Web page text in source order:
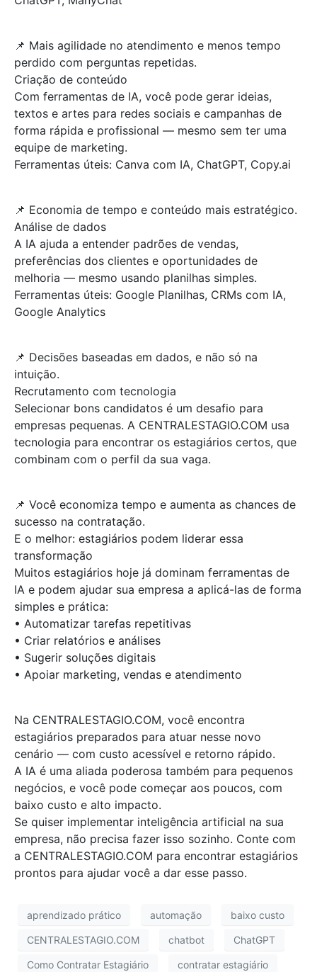
📌 Mais agilidade no atendimento e menos tempo
perdido com perguntas repetidas.
Criação de conteúdo
Com ferramentas de IA, você pode gerar ideias,
textos e artes para redes sociais e campanhas de
forma rápida e profissional — mesmo sem ter uma
equipe de marketing.
Ferramentas úteis: Canva com IA, ChatGPT, Copy.ai
📌 Economia de tempo e conteúdo mais estratégico.
Análise de dados
A IA ajuda a entender padrões de vendas,
preferências dos clientes e oportunidades de
melhoria — mesmo usando planilhas simples.
Ferramentas úteis: Google Planilhas, CRMs com IA,
Google Analytics
📌 Decisões baseadas em dados, e não só na
intuição.
Recrutamento com tecnologia
Selecionar bons candidatos é um desafio para
empresas pequenas. A CENTRALESTAGIO.COM usa
tecnologia para encontrar os estagiários certos, que
combinam com o perfil da sua vaga.
📌 Você economiza tempo e aumenta as chances de
sucesso na contratação.
E o melhor: estagiários podem liderar essa
transformação
Muitos estagiários hoje já dominam ferramentas de
IA e podem ajudar sua empresa a aplicá-las de forma
simples e prática:
• Automatizar tarefas repetitivas
• Criar relatórios e análises
• Sugerir soluções digitais
• Apoiar marketing, vendas e atendimento
Na CENTRALESTAGIO.COM, você encontra
estagiários preparados para atuar nesse novo
cenário — com custo acessível e retorno rápido.
A IA é uma aliada poderosa também para pequenos
negócios, e você pode começar aos poucos, com
baixo custo e alto impacto.
Se quiser implementar inteligência artificial na sua
empresa, não precisa fazer isso sozinho. Conte com
a CENTRALESTAGIO.COM para encontrar estagiários
prontos para ajudar você a dar esse passo.
aprendizado prático automação baixo custo
CENTRALESTAGIO.COM chatbot ChatGPT
Como Contratar Estagiário contratar estagiário